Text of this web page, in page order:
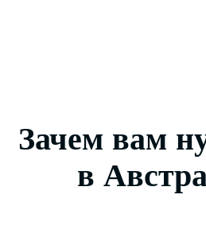
Зачем вам
в